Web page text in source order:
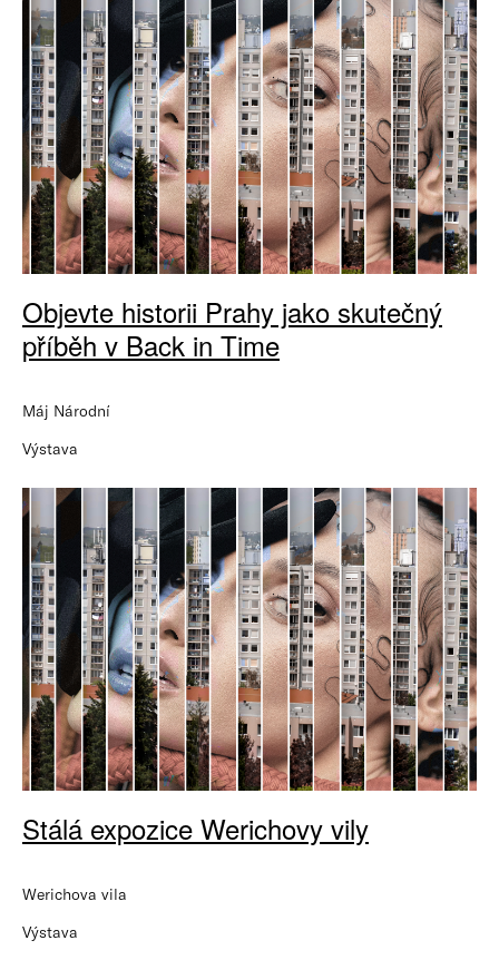
Objevte historii Prahy jako skutečný
příběh v Back in Time
Máj Národní
Výstava
Stálá expozice Werichovy vily
Werichova vila
Výstava